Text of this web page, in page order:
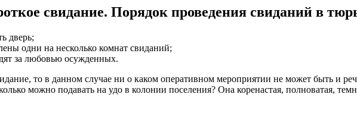
свидание. Порядок проведения свиданий в
дверь;
одни на несколько комнат свиданий;
за любовью осужденных.
то в данном случае ни о каком оперативном мероприятии не может быть и
можно подавать на удо в колонии поселения? Она коренастая, полноватая,